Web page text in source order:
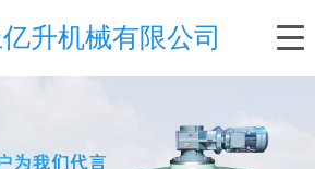
升机械有限公司